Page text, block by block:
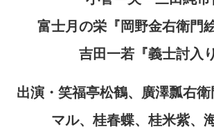
富士月の栄『岡野金右衛門
吉田一若『義士討入り
出演・笑福亭松鶴、廣澤瓢右
マル、桂春蝶、桂米紫、